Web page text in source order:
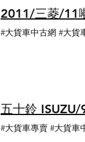
2011/三菱/11
#大貨車中古網 #大貨
五十鈴
#大貨車專賣 #大貨車